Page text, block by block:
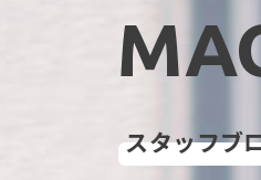
スタッフブ